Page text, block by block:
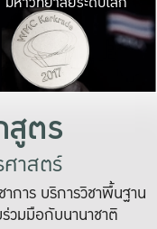
เปลี่ยนแปลง แล
เพื่อทำง
ระบบสารสนเทศ
ตร
าสตร์
าร บริการวิชาพื้นฐาน
วมมือกับนานาชาติ